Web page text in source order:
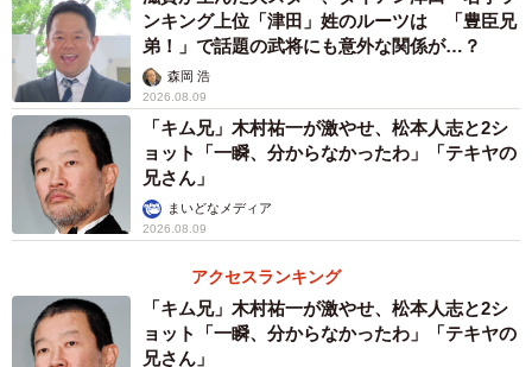
事『ロックマン』の雪辱を果たし、安堵の表情を浮かべる
のでした。
その他、1989年に発売されたKONAMIの悪魔城ドラキュラ
シリーズ『悪魔城伝説』に挑戦した2006年11月15日の第6
シーズン#38も苦戦を強いられる回です。同話で課長は、鞭
使いのヴァンパイア・ハンター「ラルフ・C・ベルモンド」
を操作して、全10ステージのクリアを目指します。
高難度ゲームとして有名な『悪魔城伝説』だけに、課長は
何度もゲームオーバーになってしまいます。なんとか第7ス
ンキング上位「津田」姓のルーツは 「豊臣兄
弟！」で話題の武将にも意外な関係が…？
森岡 浩
2026.08.09
「キム兄」木村祐一が激やせ、松本人志と2シ
ョット「一瞬、分からなかったわ」「テキヤの
兄さん」
まいどなメディア
2026.08.09
アクセスランキング
「キム兄」木村祐一が激やせ、松本人志と2シ
ョット「一瞬、分からなかったわ」「テキヤの
兄さん」